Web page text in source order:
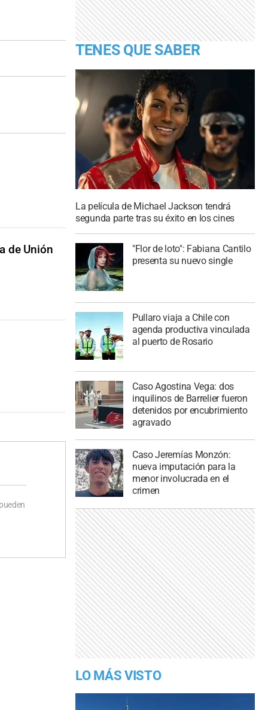
de Unión
TENES QUE SABER
La película de Michael Jackson tendrá
segunda parte tras su éxito en los cines
"Flor de loto": Fabiana Cantilo
presenta su nuevo single
Pullaro viaja a Chile con
agenda productiva vinculada
al puerto de Rosario
Caso Agostina Vega: dos
inquilinos de Barrelier fueron
detenidos por encubrimiento
agravado
Caso Jeremías Monzón:
nueva imputación para la
menor involucrada en el
crimen
LO MÁS VISTO